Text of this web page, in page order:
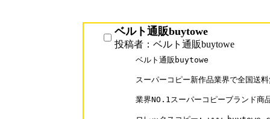
ベルト通販buytowe
投稿者：ベルト通販buytowe
ベルト通販buytowe
スーパーコピー新作品業界で全国送
業界NO.1スーパーコピーブランド商